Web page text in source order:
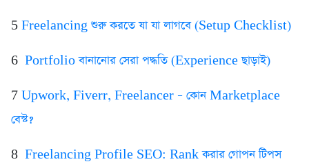
5️ Freelancing শুরু করতে যা যা লাগবে (Setup Checklist)
6️ Portfolio বানানোর সেরা পদ্ধতি (Experience ছাড়াই)
7️ Upwork, Fiverr, Freelancer – কোন Marketplace
বেস্ট?
8️ Freelancing Profile SEO: Rank করার গোপন টিপস